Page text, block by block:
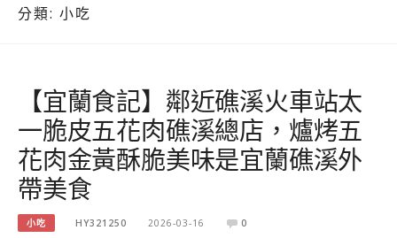
分類: 小吃
【宜蘭食記】鄰近礁溪火車站太
一脆皮五花肉礁溪總店，爐烤五
花肉金黃酥脆美味是宜蘭礁溪外
帶美食
小吃 HY321250 2026-03-16 0